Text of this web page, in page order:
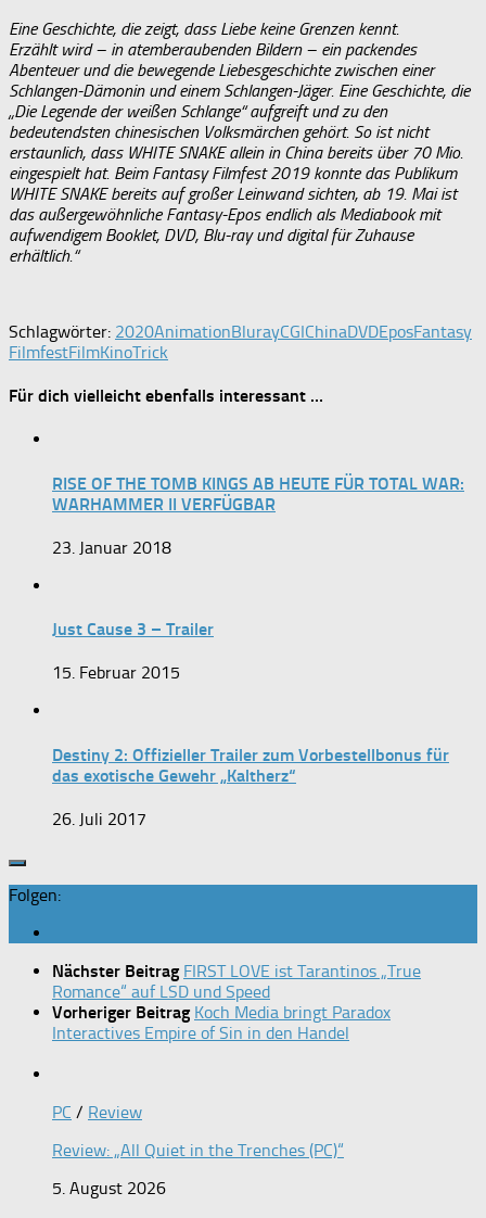
Eine Geschichte, die zeigt, dass Liebe keine Grenzen kennt.
Erzählt wird – in atemberaubenden Bildern – ein packendes
Abenteuer und die bewegende Liebesgeschichte zwischen einer
Schlangen-Dämonin und einem Schlangen-Jäger. Eine Geschichte, die
„Die Legende der weißen Schlange“ aufgreift und zu den
bedeutendsten chinesischen Volksmärchen gehört. So ist nicht
erstaunlich, dass WHITE SNAKE allein in China bereits über 70 Mio.
eingespielt hat. Beim Fantasy Filmfest 2019 konnte das Publikum
WHITE SNAKE bereits auf großer Leinwand sichten, ab 19. Mai ist
das außergewöhnliche Fantasy-Epos endlich als Mediabook mit
aufwendigem Booklet, DVD, Blu-ray und digital für Zuhause
erhältlich.“
Schlagwörter: 2020AnimationBlurayCGIChinaDVDEposFantasy
FilmfestFilmKinoTrick
Für dich vielleicht ebenfalls interessant …
RISE OF THE TOMB KINGS AB HEUTE FÜR TOTAL WAR:
WARHAMMER II VERFÜGBAR
23. Januar 2018
Just Cause 3 – Trailer
15. Februar 2015
Destiny 2: Offizieller Trailer zum Vorbestellbonus für
das exotische Gewehr „Kaltherz“
26. Juli 2017
Folgen:
Nächster Beitrag FIRST LOVE ist Tarantinos „True
Romance“ auf LSD und Speed
Vorheriger Beitrag Koch Media bringt Paradox
Interactives Empire of Sin in den Handel
PC / Review
Review: „All Quiet in the Trenches (PC)“
5. August 2026